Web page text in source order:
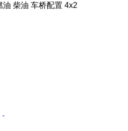
油 柴油 车桥配置 4x2